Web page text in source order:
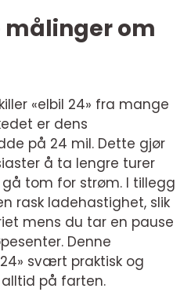
om
«elbil 24» fra mange
er dens
på 24 mil. Dette gjør
å ta lengre turer
tom for strøm. I tillegg
rask ladehastighet, slik
mens du tar en pause
Denne
svært praktisk og
på farten.